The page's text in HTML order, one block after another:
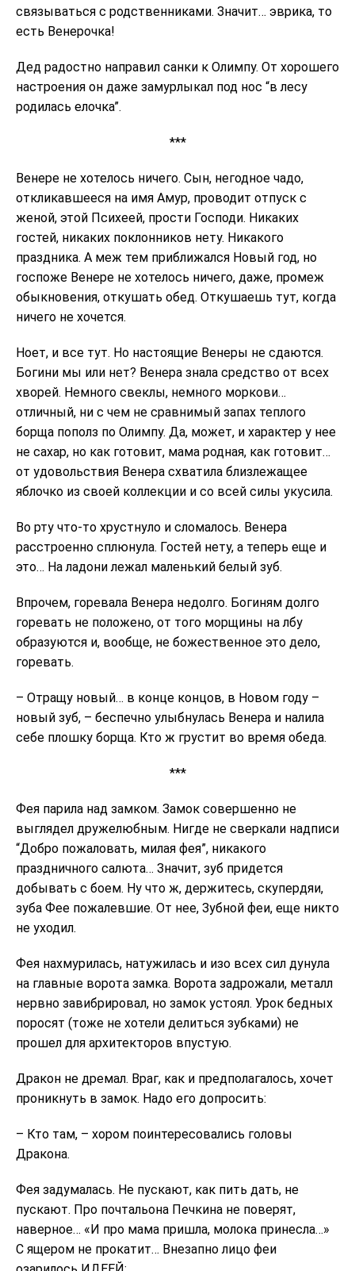
связываться с родственниками. Значит… эврика, то
есть Венерочка!
Дед радостно направил санки к Олимпу. От хорошего
настроения он даже замурлыкал под нос “в лесу
родилась елочка”.
***
Венере не хотелось ничего. Сын, негодное чадо,
откликавшееся на имя Амур, проводит отпуск с
женой, этой Психеей, прости Господи. Никаких
гостей, никаких поклонников нету. Никакого
праздника. А меж тем приближался Новый год, но
госпоже Венере не хотелось ничего, даже, промеж
обыкновения, откушать обед. Откушаешь тут, когда
ничего не хочется.
Ноет, и все тут. Но настоящие Венеры не сдаются.
Богини мы или нет? Венера знала средство от всех
хворей. Немного свеклы, немного моркови…
отличный, ни с чем не сравнимый запах теплого
борща пополз по Олимпу. Да, может, и характер у нее
не сахар, но как готовит, мама родная, как готовит…
от удовольствия Венера схватила близлежащее
яблочко из своей коллекции и со всей силы укусила.
Во рту что-то хрустнуло и сломалось. Венера
расстроенно сплюнула. Гостей нету, а теперь еще и
это… На ладони лежал маленький белый зуб.
Впрочем, горевала Венера недолго. Богиням долго
горевать не положено, от того морщины на лбу
образуются и, вообще, не божественное это дело,
горевать.
– Отращу новый… в конце концов, в Новом году –
новый зуб, – беспечно улыбнулась Венера и налила
себе плошку борща. Кто ж грустит во время обеда.
***
Фея парила над замком. Замок совершенно не
выглядел дружелюбным. Нигде не сверкали надписи
“Добро пожаловать, милая фея”, никакого
праздничного салюта… Значит, зуб придется
добывать с боем. Ну что ж, держитесь, скупердяи,
зуба Фее пожалевшие. От нее, Зубной феи, еще никто
не уходил.
Фея нахмурилась, натужилась и изо всех сил дунула
на главные ворота замка. Ворота задрожали, металл
нервно завибрировал, но замок устоял. Урок бедных
поросят (тоже не хотели делиться зубками) не
прошел для архитекторов впустую.
Дракон не дремал. Враг, как и предполагалось, хочет
проникнуть в замок. Надо его допросить:
– Кто там, – хором поинтересовались головы
Дракона.
Фея задумалась. Не пускают, как пить дать, не
пускают. Про почтальона Печкина не поверят,
наверное… «И про мама пришла, молока принесла…»
С ящером не прокатит… Внезапно лицо феи